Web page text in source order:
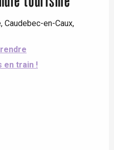
Caudebec-en-Caux,
en train !